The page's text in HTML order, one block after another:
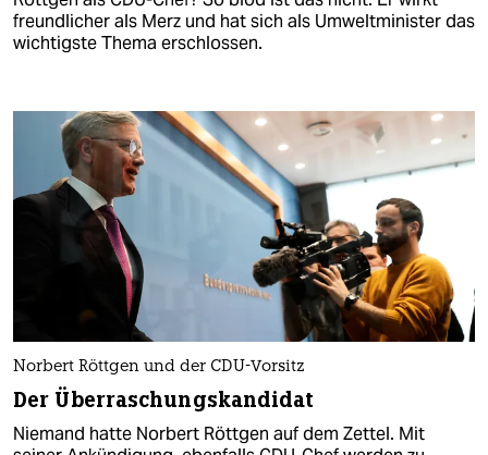
freundlicher als Merz und hat sich als Umweltminister das
wichtigste Thema erschlossen.
Norbert Röttgen und der CDU-Vorsitz
Der Überraschungskandidat
Niemand hatte Norbert Röttgen auf dem Zettel. Mit